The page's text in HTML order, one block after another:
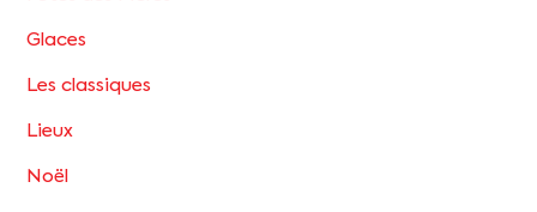
Glaces
Les classiques
Lieux
Noël